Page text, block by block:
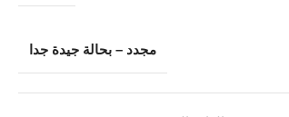
مجدد – بحالة جيدة جدا